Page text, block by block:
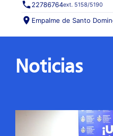
22786764ext. 5158/5190
Empalme de Santo
Noticias